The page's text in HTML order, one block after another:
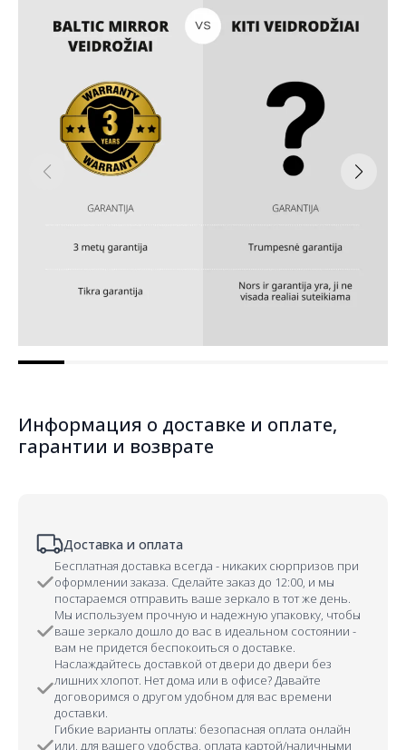
Информация о доставке и оплате,
гарантии и возврате
Доставка и оплата
Бесплатная доставка всегда - никаких сюрпризов при
оформлении заказа. Сделайте заказ до 12:00, и мы
постараемся отправить ваше зеркало в тот же день.
Мы используем прочную и надежную упаковку, чтобы
ваше зеркало дошло до вас в идеальном состоянии -
вам не придется беспокоиться о доставке.
Наслаждайтесь доставкой от двери до двери без
лишних хлопот. Нет дома или в офисе? Давайте
договоримся о другом удобном для вас времени
доставки.
Гибкие варианты оплаты: безопасная оплата онлайн
или, для вашего удобства, оплата картой/наличными